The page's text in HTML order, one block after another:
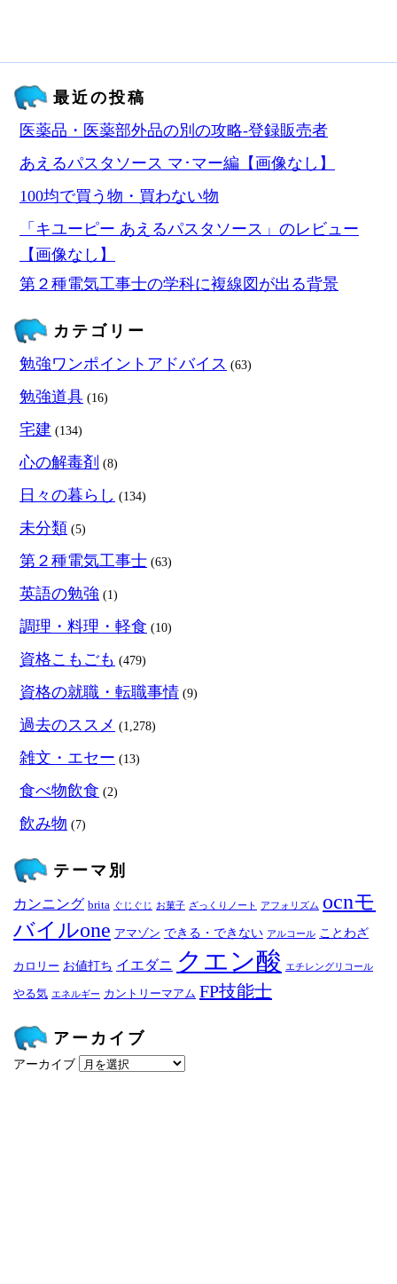
最近の投稿
医薬品・医薬部外品の別の攻略‐登録販売者
あえるパスタソース マ･マー編【画像なし】
100均で買う物・買わない物
「キユーピー あえるパスタソース」のレビュー
【画像なし】
第２種電気工事士の学科に複線図が出る背景
カテゴリー
勉強ワンポイントアドバイス (63)
勉強道具 (16)
宅建 (134)
心の解毒剤 (8)
日々の暮らし (134)
未分類 (5)
第２種電気工事士 (63)
英語の勉強 (1)
調理・料理・軽食 (10)
資格こもごも (479)
資格の就職・転職事情 (9)
過去のススメ (1,278)
雑文・エセー (13)
食べ物飲食 (2)
飲み物 (7)
テーマ別
カンニング brita ぐじぐじ お菓子 ざっくりノート アフォリズム ocnモ
バイルone アマゾン できる・できない アルコール ことわざ
カロリー お値打ち イエダニ クエン酸 エチレングリコール
やる気 エネルギー カントリーマアム FP技能士
アーカイブ
アーカイブ